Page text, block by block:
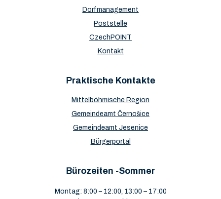
Dorfmanagement
Poststelle
CzechPOINT
Kontakt
Praktische Kontakte
Mittelböhmische Region
Gemeindeamt Černošice
Gemeindeamt Jesenice
Bürgerportal
Bürozeiten -Sommer
Montag: 8:00 – 12:00, 13:00 – 17:00